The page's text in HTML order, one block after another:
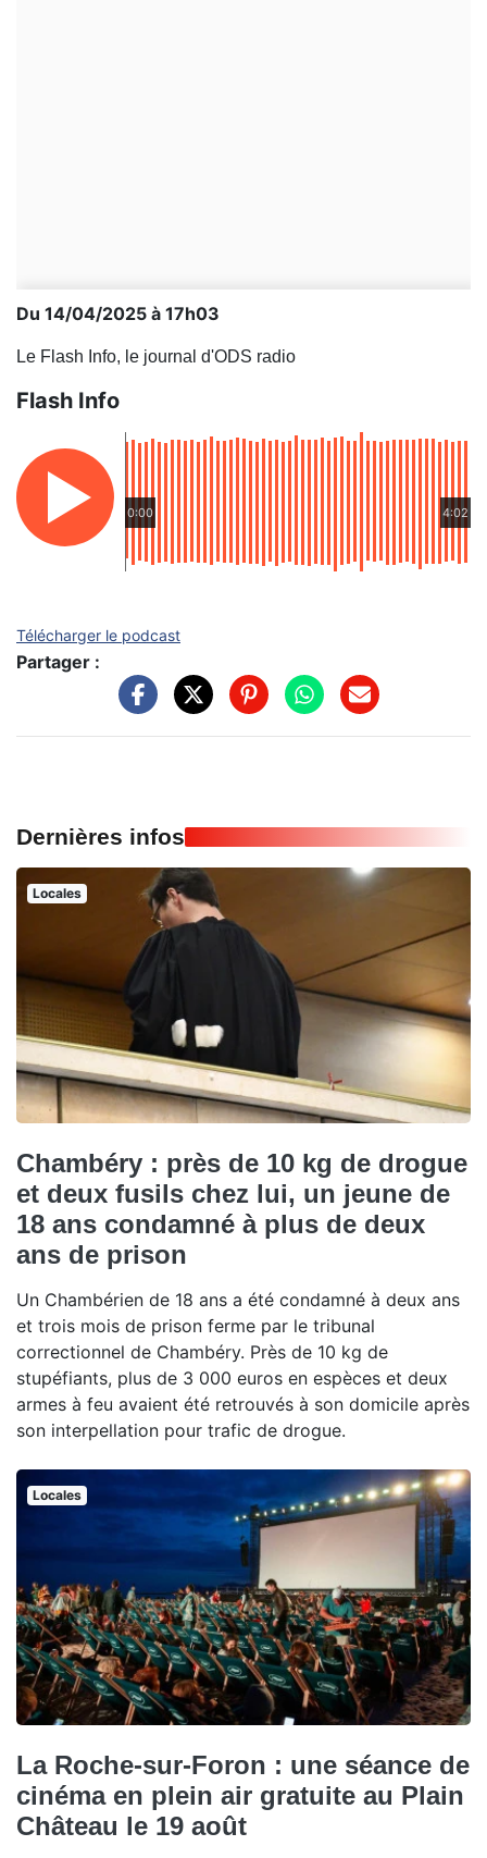
Du 14/04/2025 à 17h03
Le Flash Info, le journal d'ODS radio
Flash Info
0:00 4:02
Télécharger le podcast
Partager :
Dernières infos
Locales
Chambéry : près de 10 kg de drogue
et deux fusils chez lui, un jeune de
18 ans condamné à plus de deux
ans de prison
Un Chambérien de 18 ans a été condamné à deux ans
et trois mois de prison ferme par le tribunal
correctionnel de Chambéry. Près de 10 kg de
stupéfiants, plus de 3 000 euros en espèces et deux
armes à feu avaient été retrouvés à son domicile après
son interpellation pour trafic de drogue.
Locales
La Roche-sur-Foron : une séance de
cinéma en plein air gratuite au Plain
Château le 19 août